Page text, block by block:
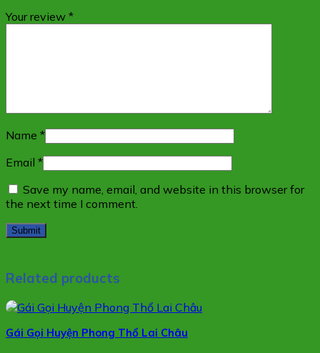
Your review *
Name *
Email *
Save my name, email, and website in this browser for
the next time I comment.
Related products
Gái Gọi Huyện Phong Thổ Lai Châu